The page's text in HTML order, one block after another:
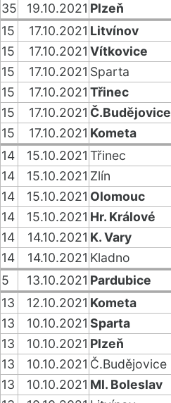
35
19.10.2021 Plzeň
15
17.10.2021 Litvínov
15
17.10.2021 Vítkovice
15
17.10.2021 Sparta
15
17.10.2021 Třinec
15
17.10.2021 Č.Budějovice
15
17.10.2021 Kometa
14
15.10.2021 Třinec
14
15.10.2021 Zlín
14
15.10.2021 Olomouc
14
15.10.2021 Hr. Králové
14
14.10.2021 K. Vary
14
14.10.2021 Kladno
5
13.10.2021 Pardubice
13
12.10.2021 Kometa
13
10.10.2021 Sparta
13
10.10.2021 Plzeň
13
10.10.2021 Č.Budějovice
13
10.10.2021 Ml. Boleslav